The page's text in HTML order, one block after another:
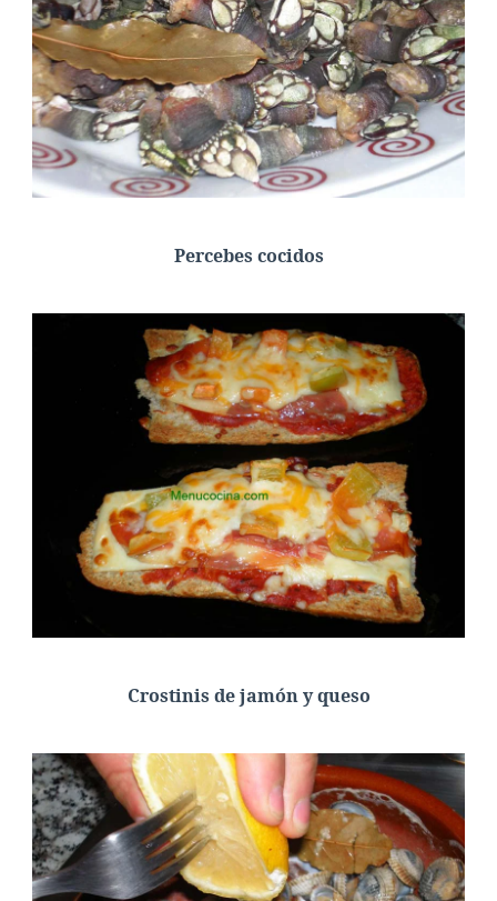
Percebes cocidos
Crostinis de jamón y queso